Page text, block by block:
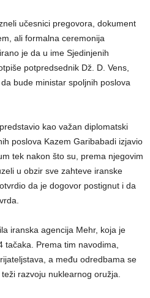
učesnici pregovora, dokument
ali formalna ceremonija
je da u ime Sjedinjenih
potpredsednik Dž. D. Vens,
bude ministar spoljnih poslova
kao važan diplomatski
poslova Kazem Garibabadi izjavio
tek nakon što su, prema njegovim
u obzir sve zahteve iranske
da je dogovor postignut i da
iranska agencija Mehr, koja je
tačaka. Prema tim navodima,
a među odredbama se
razvoju nuklearnog oružja.